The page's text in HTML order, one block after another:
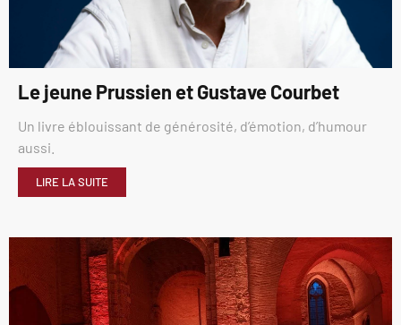
Le jeune Prussien et Gustave Courbet
Un livre éblouissant de générosité, d’émotion, d’humour
aussi.
LIRE LA SUITE